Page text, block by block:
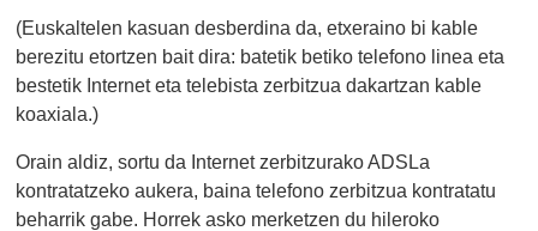
(Euskaltelen kasuan desberdina da, etxeraino bi kable
berezitu etortzen bait dira: batetik betiko telefono linea eta
bestetik Internet eta telebista zerbitzua dakartzan kable
koaxiala.)
Orain aldiz, sortu da Internet zerbitzurako ADSLa
kontratatzeko aukera, baina telefono zerbitzua kontratatu
beharrik gabe. Horrek asko merketzen du hileroko